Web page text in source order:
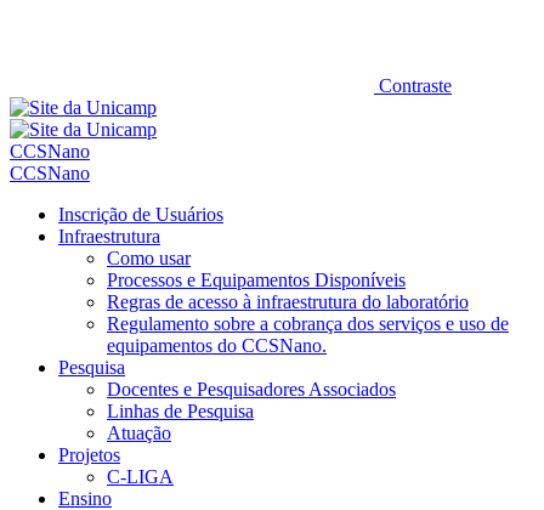
Contraste
CCSNano
CCSNano
Inscrição de Usuários
Infraestrutura
Como usar
Processos e Equipamentos Disponíveis
Regras de acesso à infraestrutura do laboratório
Regulamento sobre a cobrança dos serviços e uso de
equipamentos do CCSNano.
Pesquisa
Docentes e Pesquisadores Associados
Linhas de Pesquisa
Atuação
Projetos
C-LIGA
Ensino